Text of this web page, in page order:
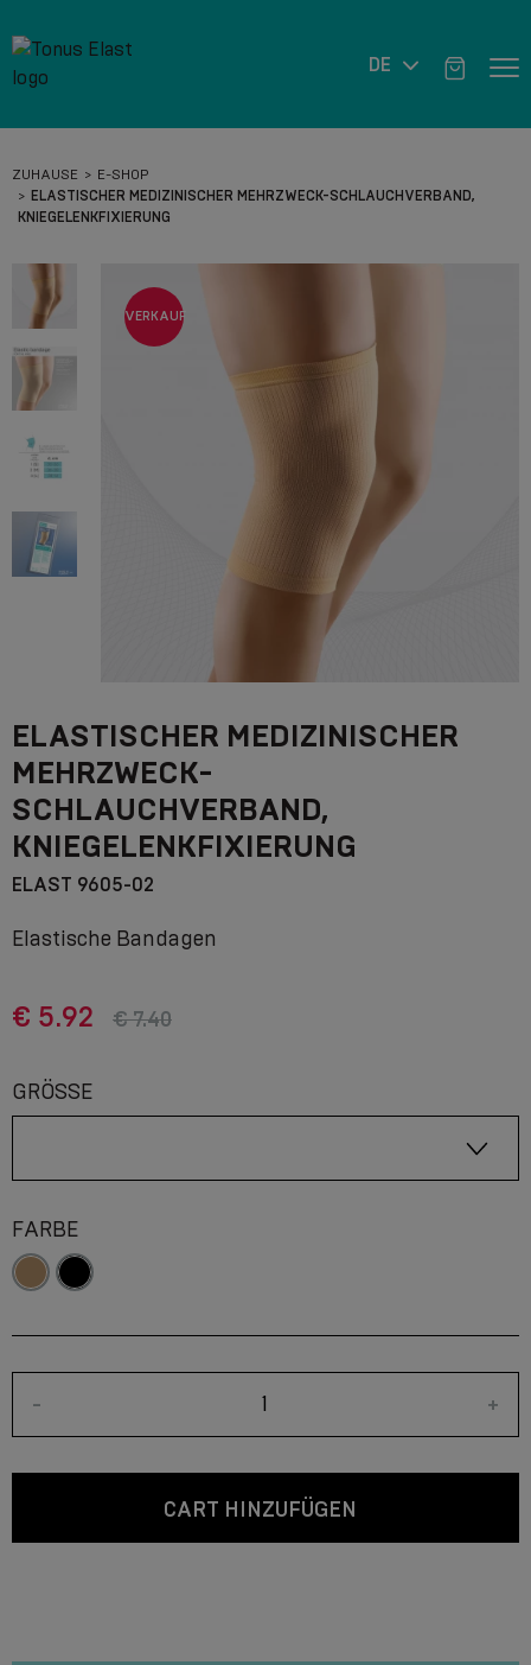
DE
ZUHAUSE
E-SHOP
ELASTISCHER MEDIZINISCHER MEHRZWECK-SCHLAUCHVERBAND,
KNIEGELENKFIXIERUNG
VERKAUF
ELASTISCHER MEDIZINISCHER
MEHRZWECK-
SCHLAUCHVERBAND,
KNIEGELENKFIXIERUNG
ELAST 9605-02
Elastische Bandagen
€ 5.92 € 7.40
GRÖSSE
FARBE
- +
CART HINZUFÜGEN